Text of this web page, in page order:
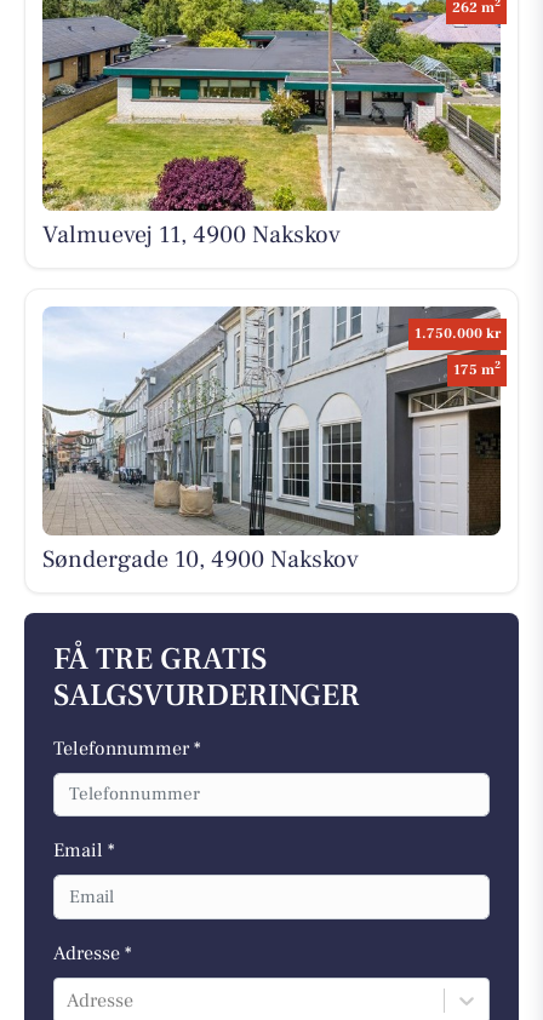
262 m2
Valmuevej 11, 4900 Nakskov
1.750.000 kr
175 m2
Søndergade 10, 4900 Nakskov
FÅ TRE GRATIS
SALGSVURDERINGER
Telefonnummer *
Email *
Adresse *
Adresse